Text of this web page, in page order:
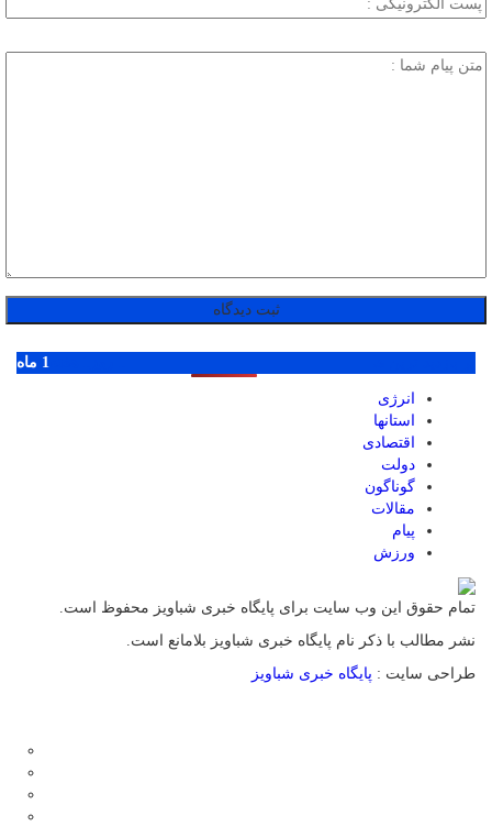
1 ماه
انرژی
استانها
اقتصادی
دولت
گوناگون
مقالات
پیام
ورزش
تمام حقوق این وب سایت برای پایگاه خبری شباویز محفوظ است.
نشر مطالب با ذکر نام پایگاه خبری شباویز بلامانع است.
طراحی سایت : پایگاه خبری شباویز